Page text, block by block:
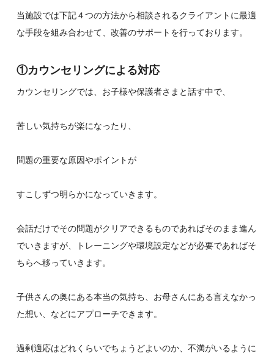
当施設では下記４つの方法から相談されるクライアントに最適
な手段を組み合わせて、改善のサポートを行っております。
①カウンセリングによる対応
カウンセリングでは、お子様や保護者さまと話す中で、
苦しい気持ちが楽になったり、
問題の重要な原因やポイントが
すこしずつ明らかになっていきます。
会話だけでその問題がクリアできるものであればそのまま進ん
でいきますが、トレーニングや環境設定などが必要であればそ
ちらへ移っていきます。
子供さんの奥にある本当の気持ち、お母さんにある言えなかっ
た想い、などにアプローチできます。
過剰適応はどれくらいでちょうどよいのか、不満がいるように